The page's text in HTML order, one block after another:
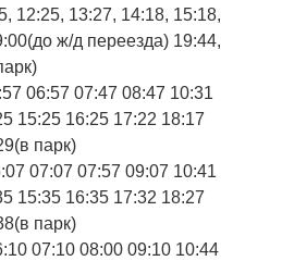
12:25, 13:27, 14:18, 15:18,
ж/д переезда) 19:44,
06:57 07:47 08:47 10:31
15:25 16:25 17:22 18:17
парк)
07:07 07:57 09:07 10:41
15:35 16:35 17:32 18:27
парк)
07:10 08:00 09:10 10:44